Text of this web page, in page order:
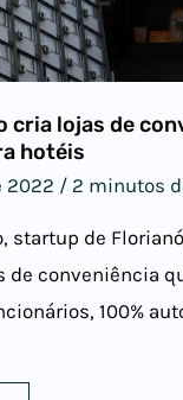
cria lojas de
hotéis
2022 / 2 minutos
startup de
de conveniência
100%